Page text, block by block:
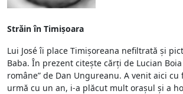
Străin în Timișoara
Lui José îi place Timișoreana nefiltrată și
Baba. În prezent citește cărți de Lucian
române” de Dan Ungureanu. A venit aici
urmă cu un an, i-a plăcut mult orașul și a